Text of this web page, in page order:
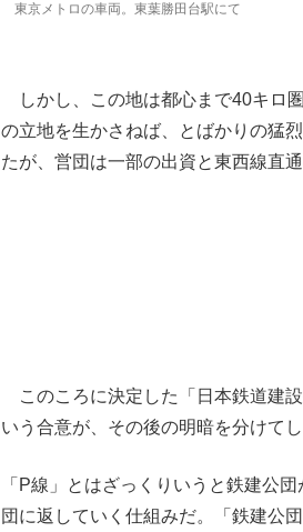
東京メトロの車両。東葉勝田台駅にて
しかし、この地は都心まで40キロ
の立地を生かさねば、とばかりの猛
たが、営団は一部の出資と東西線直
このころに決定した「日本鉄道建
いう合意が、その後の明暗を分けてし
「P線」とはざっくりいうと鉄建公
団に返していく仕組みだ。「鉄建公